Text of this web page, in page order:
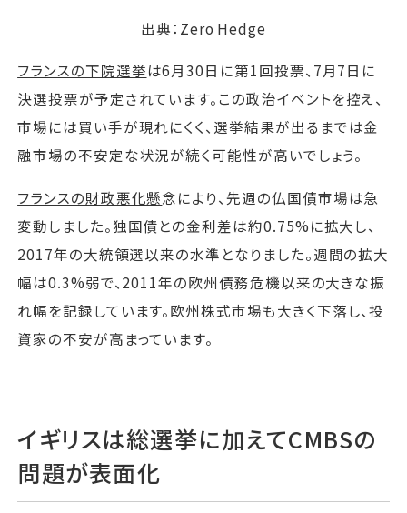
出典：Zero Hedge
フランスの下院選挙は6月30日に第1回投票、7月7日に
決選投票が予定されています。この政治イベントを控え、
市場には買い手が現れにくく、選挙結果が出るまでは金
融市場の不安定な状況が続く可能性が高いでしょう。
フランスの財政悪化懸念により、先週の仏国債市場は急
変動しました。独国債との金利差は約0.75%に拡大し、
2017年の大統領選以来の水準となりました。週間の拡大
幅は0.3%弱で、2011年の欧州債務危機以来の大きな振
れ幅を記録しています。欧州株式市場も大きく下落し、投
資家の不安が高まっています。
イギリスは総選挙に加えてCMBSの
問題が表面化